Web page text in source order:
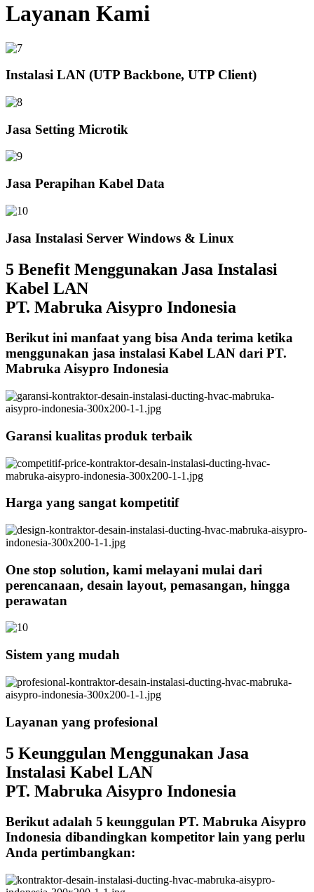
Layanan Kami
Instalasi LAN (UTP Backbone, UTP Client)
Jasa Setting Microtik
Jasa Perapihan Kabel Data
Jasa Instalasi Server Windows & Linux
5 Benefit Menggunakan Jasa Instalasi
Kabel LAN
PT. Mabruka Aisypro Indonesia
Berikut ini manfaat yang bisa Anda terima ketika
menggunakan jasa instalasi Kabel LAN dari PT.
Mabruka Aisypro Indonesia
Garansi kualitas produk terbaik
Harga yang sangat kompetitif
One stop solution, kami melayani mulai dari
perencanaan, desain layout, pemasangan, hingga
perawatan
Sistem yang mudah
Layanan yang profesional
5 Keunggulan Menggunakan Jasa
Instalasi Kabel LAN
PT. Mabruka Aisypro Indonesia
Berikut adalah 5 keunggulan PT. Mabruka Aisypro
Indonesia dibandingkan kompetitor lain yang perlu
Anda pertimbangkan: